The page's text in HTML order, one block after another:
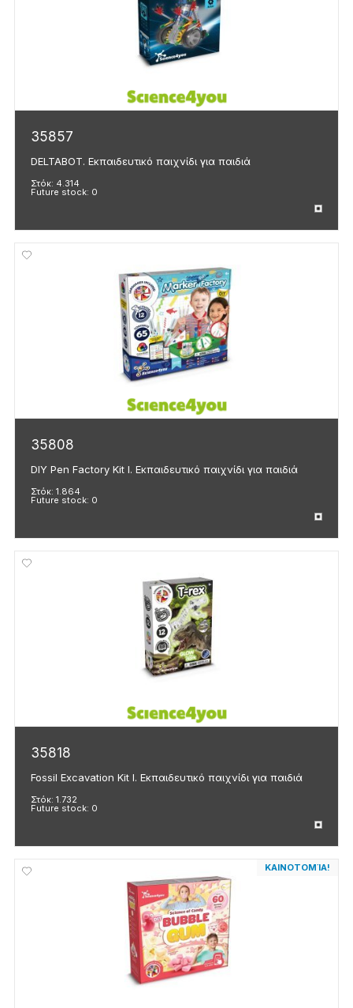
35857
DELTABOT. Εκπαιδευτικό παιχνίδι για παιδιά
Στόκ: 4.314
Future stock: 0
35808
DIY Pen Factory Kit I. Εκπαιδευτικό παιχνίδι για παιδιά
Στόκ: 1.864
Future stock: 0
35818
Fossil Excavation Kit I. Εκπαιδευτικό παιχνίδι για παιδιά
Στόκ: 1.732
Future stock: 0
ΚΑΙΝΟΤΟΜΊΑ!